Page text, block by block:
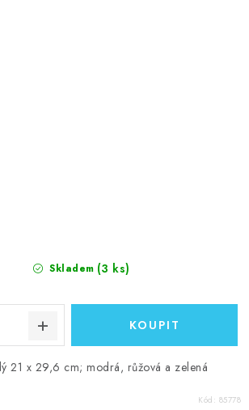
Skladem (3 ks)
21 x 29,6 cm; modrá, růžová a zelená
Kód: 85778